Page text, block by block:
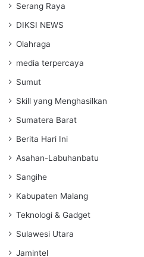
Serang Raya
DIKSI NEWS
Olahraga
media terpercaya
Sumut
Skill yang Menghasilkan
Sumatera Barat
Berita Hari Ini
Asahan-Labuhanbatu
Sangihe
Kabupaten Malang
Teknologi & Gadget
Sulawesi Utara
Jamintel